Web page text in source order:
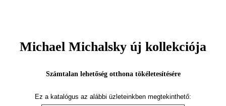
Michael Michalsky új kollekciója
Számtalan lehetőség otthona tökéletesítésére
Ez a katalógus az alábbi üzleteinkben megtekinthető: